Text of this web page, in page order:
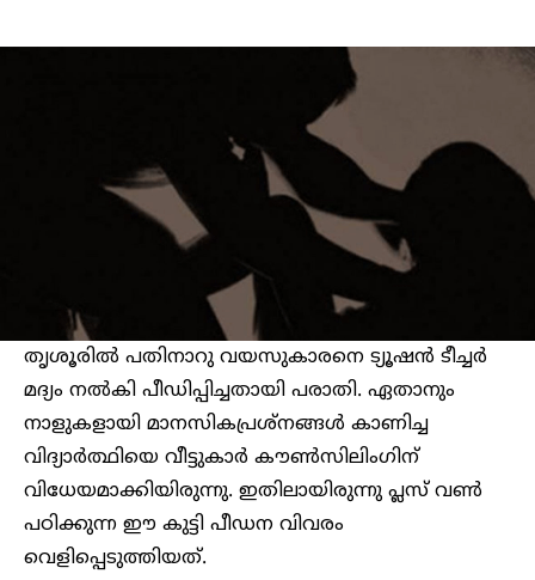
തൃശൂരിൽ പതിനാറു വയസുകാരനെ ട്യൂഷന്‍ ടീച്ചർ
മദ്യം നല്‍കി പീഡിപ്പിച്ചതായി പരാതി. ഏതാനും
നാളുകളായി മാനസികപ്രശ്‌നങ്ങൾ കാണിച്ച
വിദ്യാർത്ഥിയെ വീട്ടുകാർ കൗൺസിലിംഗിന്
വിധേയമാക്കിയിരുന്നു. ഇതിലായിരുന്നു പ്ലസ് വണ്‍
പഠിക്കുന്ന ഈ കുട്ടി പീഡന വിവരം
വെളിപ്പെടുത്തിയത്.